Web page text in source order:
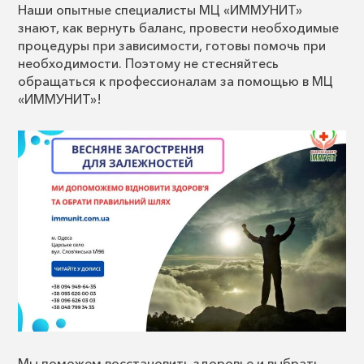
Наши опытные специалисты МЦ «ИММУНИТ»
знают, как вернуть баланс, провести необходимые
процедуры при зависимости, готовы помочь при
необходимости. Поэтому не стесняйтесь
обращаться к профессионалам за помощью в МЦ
«ИММУНИТ»!